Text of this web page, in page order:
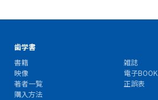
歯学書
書籍
雑誌
映像
電子BOOK
著者一覧
正誤表
購入方法